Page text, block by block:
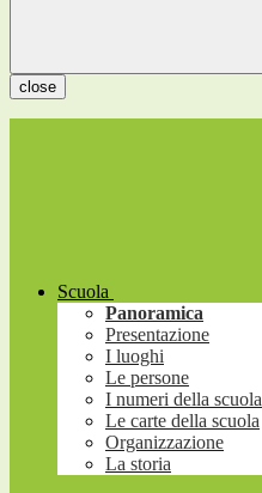
close
Scuola
Panoramica
Presentazione
I luoghi
Le persone
I numeri della scuola
Le carte della scuola
Organizzazione
La storia